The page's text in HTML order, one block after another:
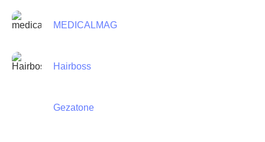
MEDICALMAG
Hairboss
Gezatone